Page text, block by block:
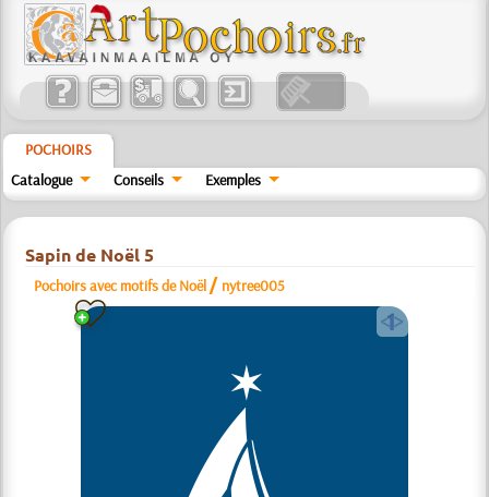
POCHOIRS
Catalogue
Conseils Exemples
Sapin de Noël 5
Pochoirs avec motifs de Noël / nytree005
a